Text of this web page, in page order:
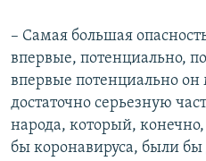
– Самая большая
впервые, потенциально,
впервые потенциально он
достаточно серьезную
народа, который,
бы коронавируса, были